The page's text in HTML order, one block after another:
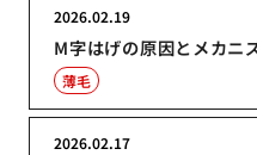
M字はげの原因とメカニ
2026.02.19
薄毛
2026.02.17